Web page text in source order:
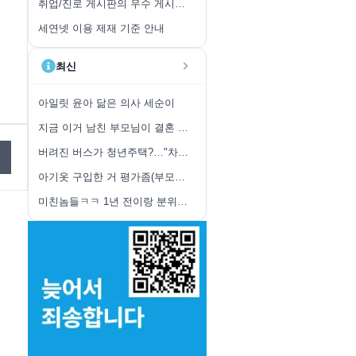
취업/진로 게시판의 우수 게시글 취합 안내
세연넷 이용 제재 기준 안내
최신
아일릿 윤아 닮은 의사 세순이
지금 이거 남친 부모님이 결혼 반대하는 상황인가?
버려진 버스가 청년주택?…"차라리 고시원이 낫다" 분노
아기옷 구입한 거 평가좀(부모졸붕님들 제발요...)
미친놈들ㅋㅋ 1년 전이랑 분위기 싹 달라졋네